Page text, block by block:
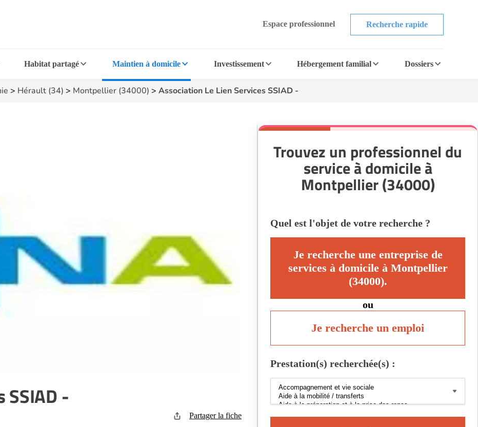
Espace professionnel Recherche rapide
Habitat partagé Maintien à domicile Investissement Hébergement familial Dossiers
> Hérault (34) > Montpellier (34000) > Association Le Lien Services SSIAD -
SSIAD -
Partager la fiche
Trouvez un professionnel du
service à domicile à
Montpellier (34000)
Quel est l'objet de votre recherche ?
Je recherche une entreprise de
services à domicile à Montpellier
(34000).
ou
Je recherche un emploi
Prestation(s) recherchée(s) :